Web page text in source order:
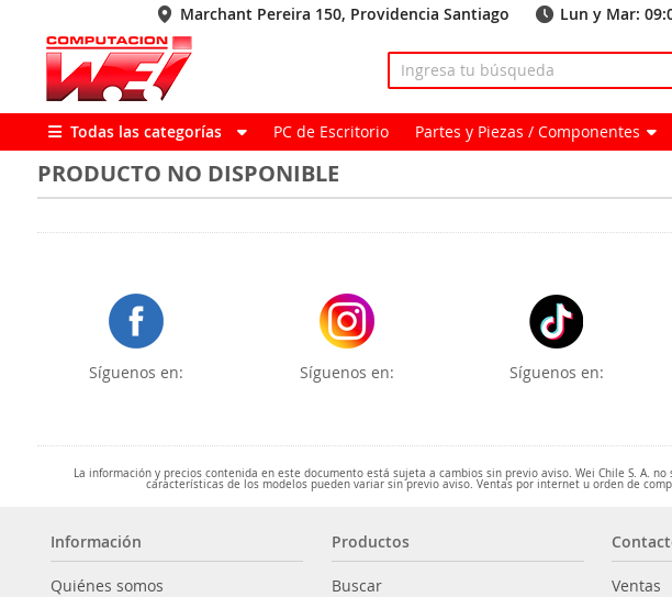
Marchant Pereira 150, Providencia Santiago Lun y Mar:
Todas las categorías PC de Escritorio Partes y Piezas / Componentes
PRODUCTO NO DISPONIBLE
Síguenos en: Síguenos en: Síguenos en:
La información y precios contenida en este documento está sujeta a cambios sin previo aviso. Wei Chile S. A.
características de los modelos pueden variar sin previo aviso. Ventas por internet u orden de
Información
Quiénes somos
Productos
Buscar
Ventas